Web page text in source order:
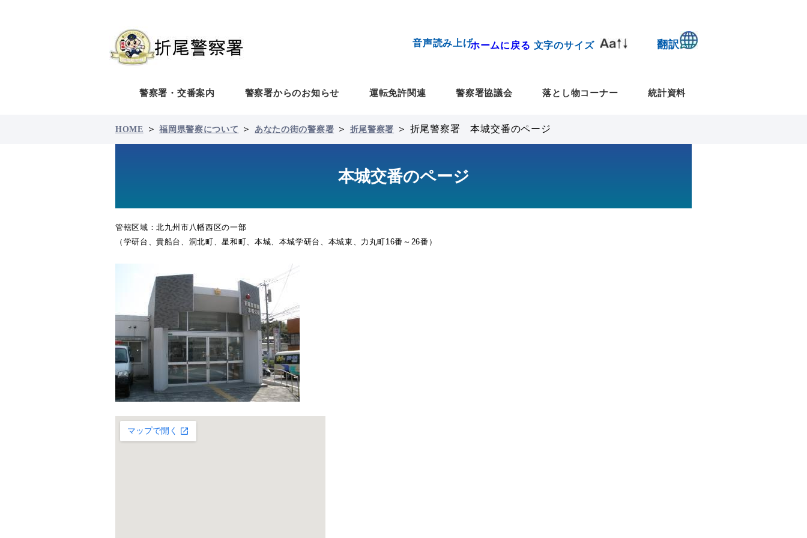
音声読み上げホームに戻る 文字のサイズ 翻訳
警察署・交番案内 警察署からのお知らせ 運転免許関連 警察署協議会 落とし物コーナー 統計資料
HOME ＞福岡県警察について ＞ あなたの街の警察署 ＞ 折尾警察署 ＞ 折尾警察署 本城交番のページ
本城交番のページ
管轄区域：北九州市八幡西区の一部
（学研台、貴船台、洞北町、星和町、本城、本城学研台、本城東、力丸町16番～26番）